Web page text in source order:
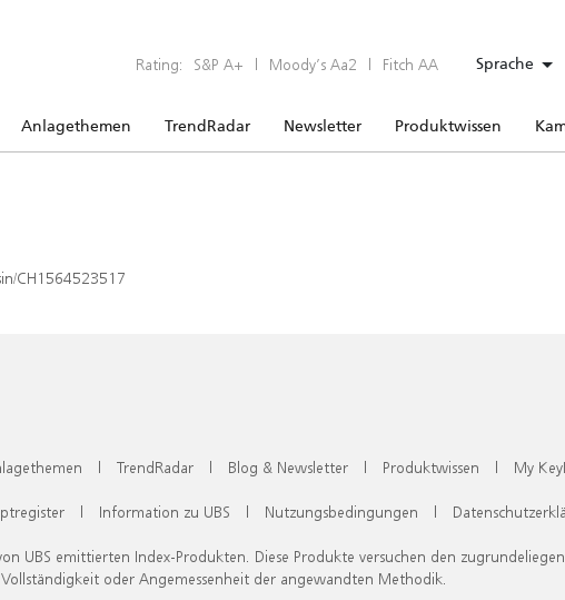
Rating: S&P A+ | Moody’s Aa2 | Fitch AA Sprache
Anlagethemen TrendRadar Newsletter Produktwissen
CH1564523517
| TrendRadar | Blog & Newsletter | Produktwissen | My
| Information zu UBS | Nutzungsbedingungen |
UBS emittierten Index-Produkten. Diese Produkte versuchen den
oder Angemessenheit der angewandten Methodik.